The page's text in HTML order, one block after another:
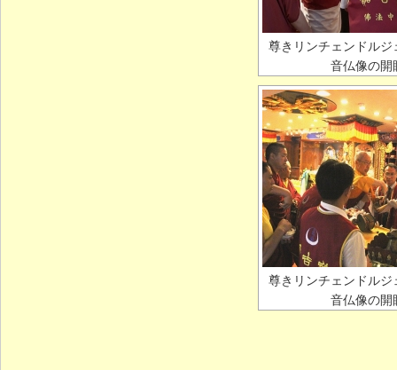
尊きリンチェンドル
音仏像の開
尊きリンチェンドル
音仏像の開